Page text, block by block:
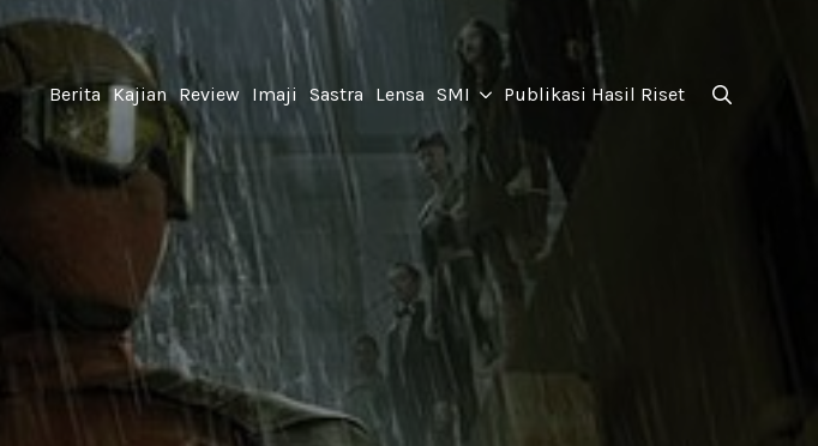
Berita Kajian Review Imaji Sastra Lensa SMI Publikasi Hasil Riset